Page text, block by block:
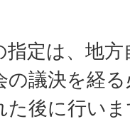
定は、地
の議決を経
た後に行い